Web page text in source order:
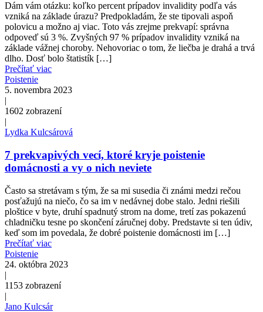
Dám vám otázku: koľko percent prípadov invalidity podľa vás
vzniká na základe úrazu? Predpokladám, že ste tipovali aspoň
polovicu a možno aj viac. Toto vás zrejme prekvapí: správna
odpoveď sú 3 %. Zvyšných 97 % prípadov invalidity vzniká na
základe vážnej choroby. Nehovoriac o tom, že liečba je drahá a trvá
dlho. Dosť bolo štatistík […]
Prečítať viac
Poistenie
5. novembra 2023
|
1602 zobrazení
|
Lydka Kulcsárová
7 prekvapivých vecí, ktoré kryje poistenie
domácnosti a vy o nich neviete
Často sa stretávam s tým, že sa mi susedia či známi medzi rečou
posťažujú na niečo, čo sa im v nedávnej dobe stalo. Jedni riešili
ploštice v byte, druhí spadnutý strom na dome, tretí zas pokazenú
chladničku tesne po skončení záručnej doby. Predstavte si ten údiv,
keď som im povedala, že dobré poistenie domácnosti im […]
Prečítať viac
Poistenie
24. októbra 2023
|
1153 zobrazení
|
Jano Kulcsár